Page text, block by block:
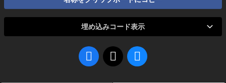
埋め込みコード表示